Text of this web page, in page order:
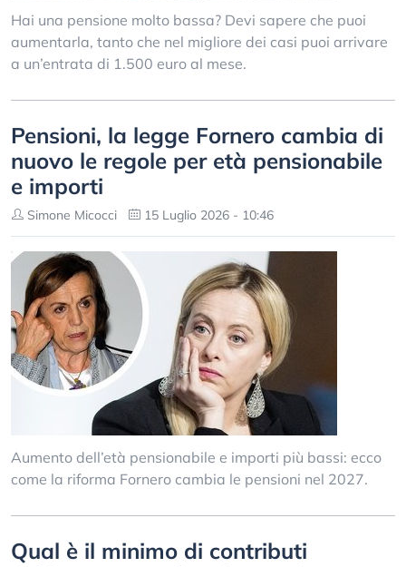
Hai una pensione molto bassa? Devi sapere che puoi
aumentarla, tanto che nel migliore dei casi puoi arrivare
a un’entrata di 1.500 euro al mese.
Pensioni, la legge Fornero cambia di
nuovo le regole per età pensionabile
e importi
Simone Micocci 15 Luglio 2026 - 10:46
Aumento dell’età pensionabile e importi più bassi: ecco
come la riforma Fornero cambia le pensioni nel 2027.
Qual è il minimo di contributi